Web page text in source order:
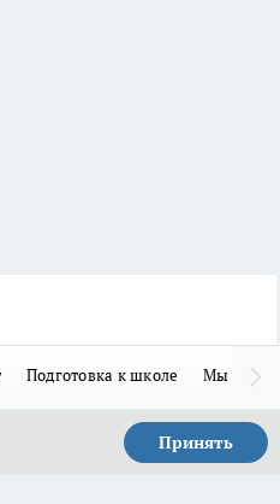
Подготовка к школе Мы в MAX
Принять